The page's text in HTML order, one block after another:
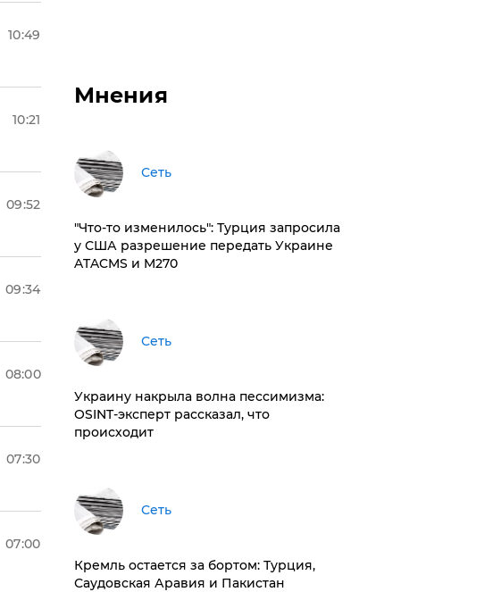
10:49
10:21
09:52
09:34
08:00
07:30
07:00
Мнения
Сеть
​"Что-то изменилось": Турция запросила
у США разрешение передать Украине
ATACMS и M270
Сеть
​Украину накрыла волна пессимизма:
OSINT-эксперт рассказал, что
происходит
Сеть
​Кремль остается за бортом: Турция,
Саудовская Аравия и Пакистан